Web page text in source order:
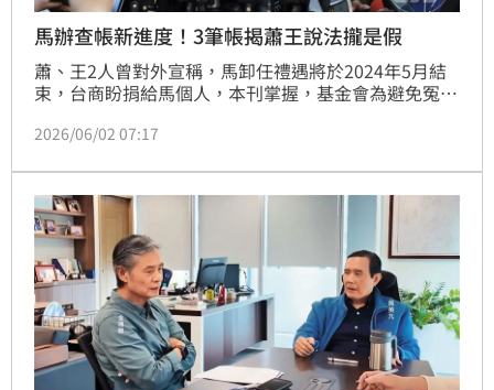
馬辦查帳新進度！3筆帳揭蕭王說法攏是假
蕭、王2人曾對外宣稱，馬卸任禮遇將於2024年5月結
束，台商盼捐給馬個人，本刊掌握，基金會為避免冤枉
確實有兩筆匿名捐款達百萬元，和蕭、王所稱的330萬
小學同學及一個關心婦權的國際社團，另一筆相對大的
金額是在馬習二會後捐款，也是一名曾任高階警官的企
業人士，但捐款人都不具台商背景。
2026/06/02 07:17